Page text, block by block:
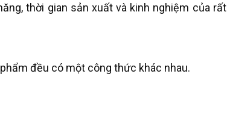
thời gian sản xuất và kinh nghiệm của rất
đều có một công thức khác nhau.